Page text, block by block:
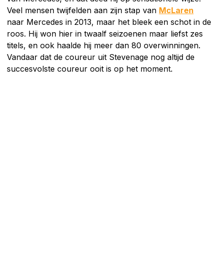
Veel mensen twijfelden aan zijn stap van McLaren
naar Mercedes in 2013, maar het bleek een schot in de
roos. Hij won hier in twaalf seizoenen maar liefst zes
titels, en ook haalde hij meer dan 80 overwinningen.
Vandaar dat de coureur uit Stevenage nog altijd de
succesvolste coureur ooit is op het moment.